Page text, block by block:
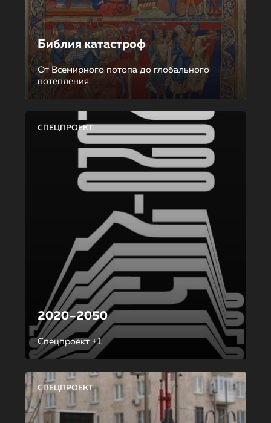
Библия катастроф
От Всемирного потопа до глобального
потепления
СПЕЦПРОЕКТ
2020–2050
Спецпроект +1
СПЕЦПРОЕКТ